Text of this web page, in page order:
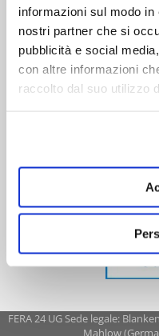
informazioni sul modo
nostri partner che si
pubblicità e social
con altre informazioni
raccolto dal suo utilizzo
FERA 24 UG Sede legale:
Mahlow